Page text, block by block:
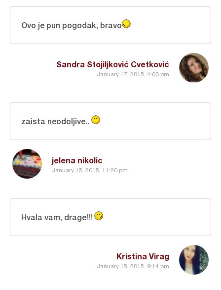
Sandra Stojiljković Cvetković
January 17, 2015, 4:03 pm
Ovo je pun pogodak, bravo
jelena nikolic
January 15, 2015, 11:20 pm
zaista neodoljive..
Kristina Virag
January 15, 2015, 9:14 pm
Hvala vam, drage!!!